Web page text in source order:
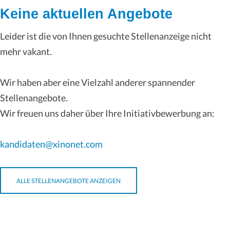
Keine aktuellen Angebote
Leider ist die von Ihnen gesuchte Stellenanzeige nicht
mehr vakant.
Wir haben aber eine Vielzahl anderer spannender
Stellenangebote.
Wir freuen uns daher über Ihre Initiativbewerbung an:
kandidaten@xinonet.com
ALLE STELLENANGEBOTE ANZEIGEN